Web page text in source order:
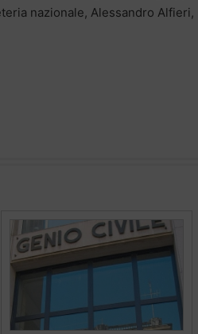
nazionale, Alessandro Alfieri,